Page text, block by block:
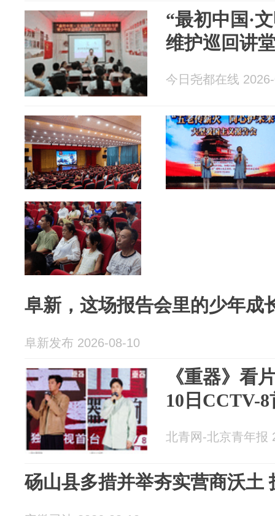
“最初中国·
维护巡回讲
今日尧都在线
阜新，这场报告会里的少年成
阜新发布 2026-08-10
《重器》看
10日CCTV-
北青网-北京青年报
砀山县多措并举夯实营商沃土